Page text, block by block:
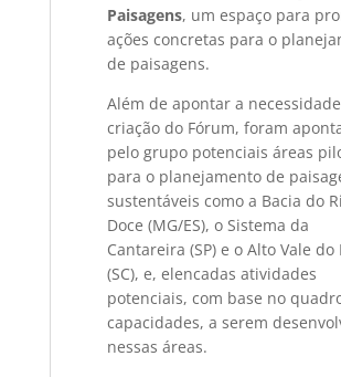
Paisagens, um espaço para
ações concretas para o
de paisagens.
Além de apontar a
criação do Fórum, foram
pelo grupo potenciais áreas
para o planejamento de
sustentáveis como a Bacia do
Doce (MG/ES), o Sistema da
Cantareira (SP) e o Alto Vale do
(SC), e, elencadas atividades
potenciais, com base no
capacidades, a serem
nessas áreas.